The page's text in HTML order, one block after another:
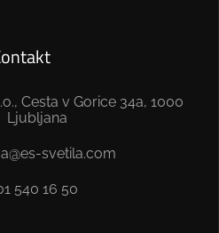
Cesta v Gorice 34a, 1000
Ljubljana
svetila.com
540 16 50